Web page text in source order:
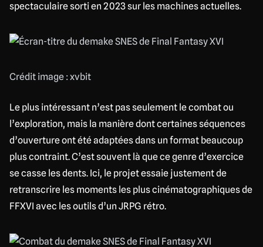
spectaculaire sorti en 2023 sur les machines actuelles.
Crédit image : xvbit
Le plus intéressant n’est pas seulement le combat ou
l’exploration, mais la manière dont certaines séquences
d’ouverture ont été adaptées dans un format beaucoup
plus contraint. C’est souvent là que ce genre d’exercice
se casse les dents. Ici, le projet essaie justement de
retranscrire les moments les plus cinématographiques de
FFXVI avec les outils d’un JRPG rétro.